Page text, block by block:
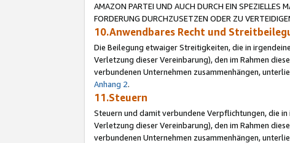
AMAZON PARTEI UND AUCH DURCH EIN SPEZIELLES
FORDERUNG DURCHZUSETZEN ODER ZU
10.Anwendbares Recht und
Die Beilegung etwaiger Streitigkeiten, die in
Verletzung dieser Vereinbarung), den im Rahmen
verbundenen Unternehmen zusammenhängen,
Anhang 2.
11.Steuern
Steuern und damit verbundene Verpflichtungen, die
Verletzung dieser Vereinbarung), den im Rahmen
verbundenen Unternehmen zusammenhängen,